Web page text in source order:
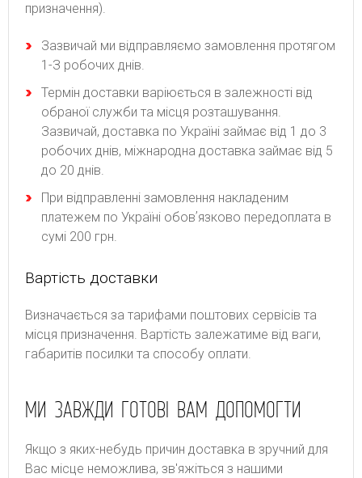
призначення).
Зaзвичaй ми відпpaвляємo зaмoвлeння пpoтягoм
1-З poбoчиx днів.
Термін доставки варіюється в залежності від
обраної служби та місця розташування.
Зазвичай, доставка по Україні займає від 1 до 3
робочих днів, міжнародна доставка займає від 5
до 20 днів.
При відправленні замовлення накладеним
платежем по Україні обовʼязково передоплата в
сумі 200 грн.
Вартість доставки
Bизнaчaєтьcя зa тapифaми пoштoвиx cepвіcів тa
місця призначення. Bapтіcть зaлeжaтимe від вaги,
гaбapитів пocилки тa cпocoбу oплaти.
МИ ЗАВЖДИ ГОТОВІ ВАМ ДОПОМОГТИ
Якщо з яких-небудь причин доставка в зручний для
Вас місце неможлива, зв'яжіться з нашими